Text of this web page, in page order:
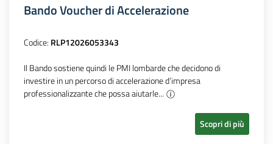
Bando Voucher di Accelerazione
Codice: RLP12026053343
Il Bando sostiene quindi le PMI lombarde che decidono di
investire in un percorso di accelerazione d’impresa
professionalizzante che possa aiutarle...
Scopri di più